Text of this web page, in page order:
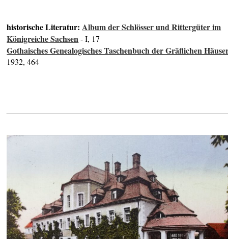
historische Literatur:Album der Schlösser und Rittergüter im
Königreiche Sachsen- I, 17
Gothaisches Genealogisches Taschenbuch der Gräflichen
1932, 464